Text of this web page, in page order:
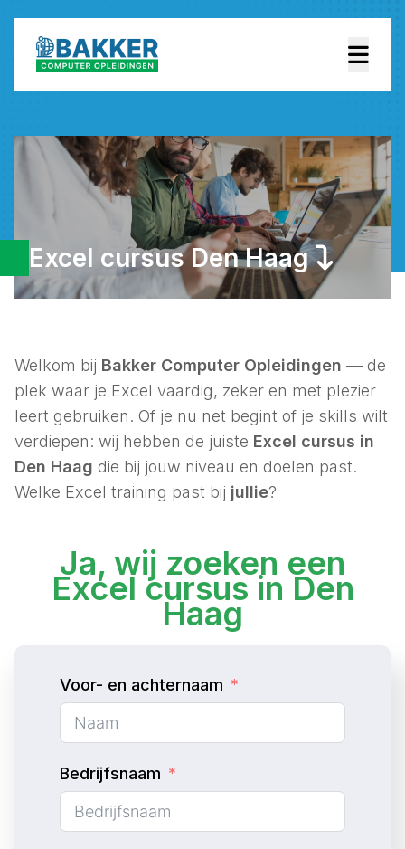
Excel cursus Den Haag
Welkom bij Bakker Computer Opleidingen — de
plek waar je Excel vaardig, zeker en met plezier
leert gebruiken. Of je nu net begint of je skills wilt
verdiepen: wij hebben de juiste Excel cursus in
Den Haag die bij jouw niveau en doelen past.
Welke Excel training past bij jullie?
Ja, wij zoeken een
Excel cursus in Den
Haag
Voor- en achternaam
Bedrijfsnaam